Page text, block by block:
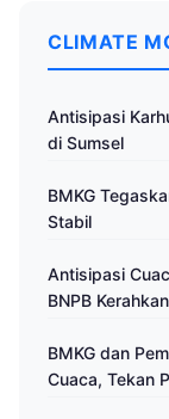
CLIMATE
Antisipasi
di Sumsel
BMKG
Stabil
Antisipasi
BNPB
BMKG dan
Cuaca, Tekan